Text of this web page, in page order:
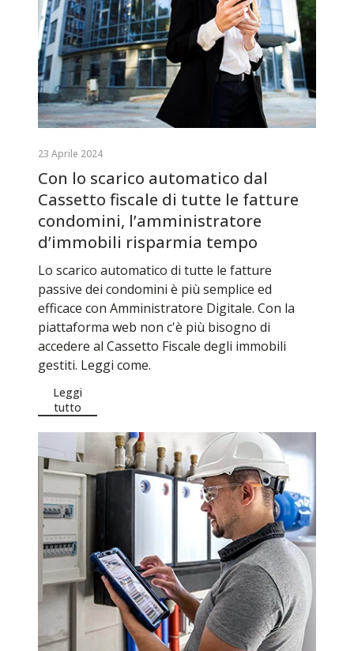
23 Aprile 2024
Con lo scarico automatico dal
Cassetto fiscale di tutte le fatture
condomini, l’amministratore
d’immobili risparmia tempo
Lo scarico automatico di tutte le fatture
passive dei condomini è più semplice ed
efficace con Amministratore Digitale. Con la
piattaforma web non c'è più bisogno di
accedere al Cassetto Fiscale degli immobili
gestiti. Leggi come.
Leggi
tutto